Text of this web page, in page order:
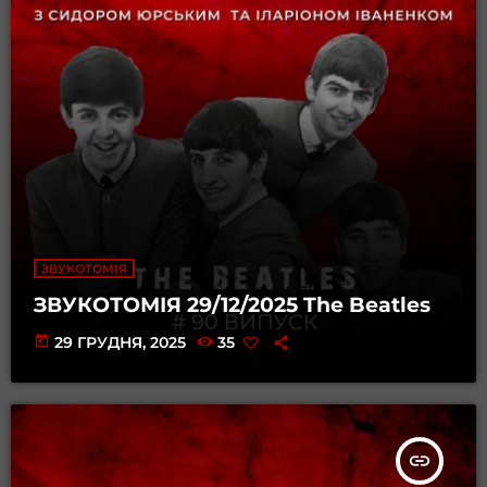
ЗВУКОТОМІЯ
ЗВУКОТОМІЯ 29/12/2025 The Beatles
today 29 ГРУДНЯ, 2025 35
insert_link